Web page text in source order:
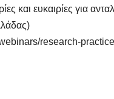
και ευκαιρίες για
research-